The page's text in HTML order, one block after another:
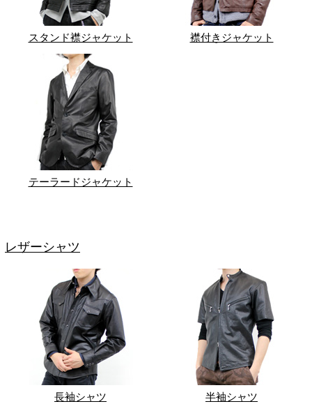
スタンド襟ジャケット 襟付きジャケット
テーラードジャケット
レザーシャツ
長袖シャツ 半袖シャツ